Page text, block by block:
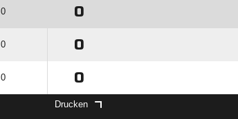
0 0
0 0
0 0
Drucken